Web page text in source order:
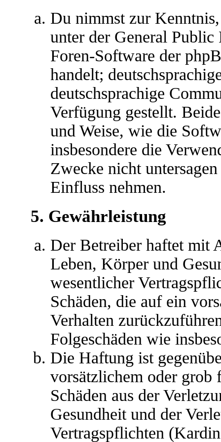
Du nimmst zur
unter der General
Foren-Software der
handelt;
deutschsprachige
Verfügung gestellt.
und Weise, wie die
insbesondere die
Zwecke nicht
Einfluss nehmen.
5. Gewährleistung
Der Betreiber haftet mit
Leben, Körper und
wesentlicher
Schäden, die auf ein
Verhalten
Folgeschäden wie
Die Haftung ist
vorsätzlichem oder grob
Schäden aus der
Gesundheit und der
Vertragspflichten